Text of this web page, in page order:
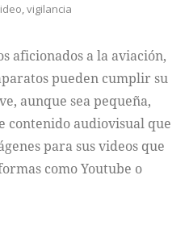
,vigilancia
aficionados a la aviación,
pueden cumplir su
aunque sea pequeña,
contenido audiovisual que
para sus videos que
como Youtube o